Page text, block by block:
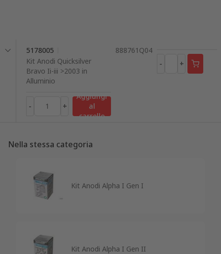
5178005
Kit Anodi Quicksilver
Bravo Ii-iii >2003 in
Alluminio
- +
Aggiungi
al
carrello
888761Q04
-
+
Nella stessa categoria
Kit Anodi Alpha I Gen I
Kit Anodi Alpha I Gen II